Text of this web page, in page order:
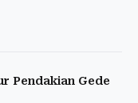
Pendakian Gede